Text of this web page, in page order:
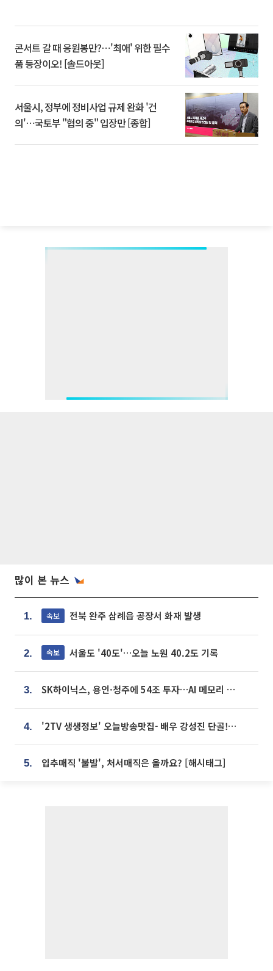
콘서트 갈 때 응원봉만?⋯'최애' 위한 필수
품 등장이오! [솔드아웃]
서울시, 정부에 정비사업 규제 완화 '건
의'⋯국토부 "협의 중" 입장만 [종합]
많이 본 뉴스
1. 속보 전북 완주 삼례읍 공장서 화재 발생
2. 속보 서울도 '40도'…오늘 노원 40.2도 기록
3. SK하이닉스, 용인·청주에 54조 투자…AI 메모리 생산기지 키운다
4. '2TV 생생정보' 오늘방송맛집- 배우 강성진 단골! 쌀국수ㆍ푸팟퐁 커리 맛집 '블○○○'
5. 입추매직 '불발', 처서매직은 올까요? [해시태그]